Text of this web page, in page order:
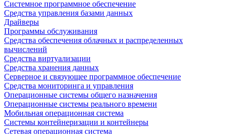
Системное программное обеспечение
Средства управления базами данных
Драйверы
Программы обслуживания
Средства обеспечения облачных и распределенных
вычислений
Средства виртуализации
Средства хранения данных
Серверное и связующее программное обеспечение
Средства мониторинга и управления
Операционные системы общего назначения
Операционные системы реального времени
Мобильная операционная система
Системы контейнеризации и контейнеры
Сетевая операционная система